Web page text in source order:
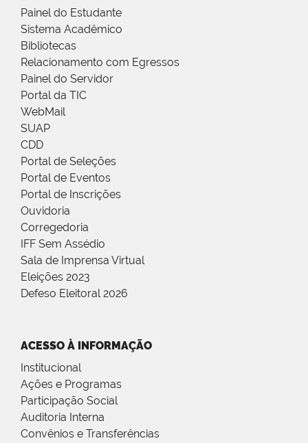
Painel do Estudante
Sistema Acadêmico
Bibliotecas
Relacionamento com Egressos
Painel do Servidor
Portal da TIC
WebMail
SUAP
CDD
Portal de Seleções
Portal de Eventos
Portal de Inscrições
Ouvidoria
Corregedoria
IFF Sem Assédio
Sala de Imprensa Virtual
Eleições 2023
Defeso Eleitoral 2026
ACESSO À INFORMAÇÃO
Institucional
Ações e Programas
Participação Social
Auditoria Interna
Convênios e Transferências